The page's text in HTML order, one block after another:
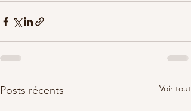
Posts récents Voir tout